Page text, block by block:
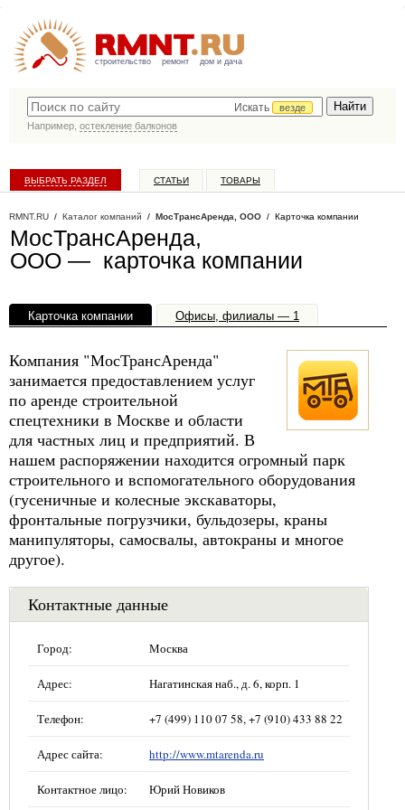
строительство ремонт дом и дача
Искать
везде
Например, остекление балконов
ВЫБРАТЬ РАЗДЕЛ СТАТЬИ ТОВАРЫ
RMNT.RU / Каталог компаний / МосТрансАренда, ООО / Карточка компании
МосТрансАренда,
ООО — карточка компании
Карточка компании Офисы, филиалы — 1
Компания "МосТрансАренда"
занимается предоставлением услуг
по аренде строительной
спецтехники в Москве и области
для частных лиц и предприятий. В
нашем распоряжении находится огромный парк
строительного и вспомогательного оборудования
(гусеничные и колесные экскаваторы,
фронтальные погрузчики, бульдозеры, краны
манипуляторы, самосвалы, автокраны и многое
другое).
Контактные данные
Город: Москва
Адрес: Нагатинская наб., д. 6, корп. 1
Телефон: +7 (499) 110 07 58, +7 (910) 433 88 22
Адрес сайта: http://www.mtarenda.ru
Контактное лицо: Юрий Новиков